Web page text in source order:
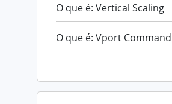
O que é: Vertical Scaling
O que é: Vport Command